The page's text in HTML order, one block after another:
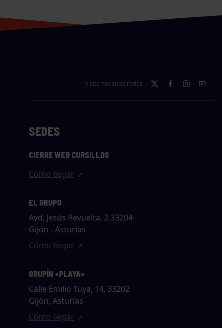
Visita nuestras redes
SEDES
CIERRE WEB CURSILLOS
Cómo llegar
EL GRUPO
Avd. Jesús Revuelta, 2 33204
Gijón - Asturias
Cómo llegar
GRUPÍN «PLAYA»
Calle Emilio Tuya, 14, 33202
Gijón, Asturias
Cómo llegar